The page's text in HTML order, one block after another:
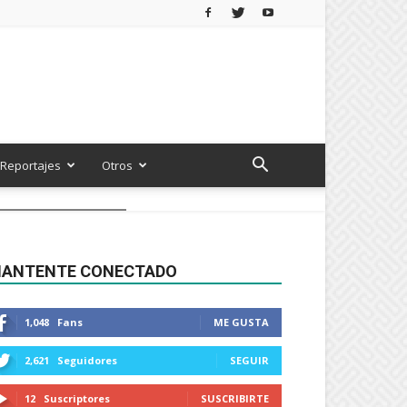
Reportajes Otros
CONECTADO
1,048 Fans ME GUSTA
2,621 Seguidores SEGUIR
12 Suscriptores SUSCRIBIRTE